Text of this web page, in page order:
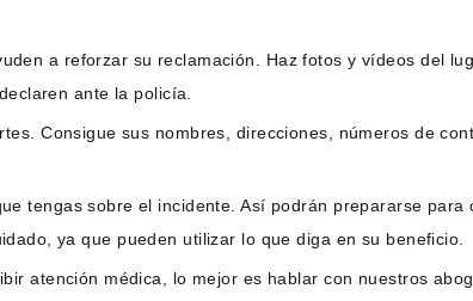
a reforzar su reclamación. Haz fotos y vídeos del
ante la policía.
Consigue sus nombres, direcciones, números de
tengas sobre el incidente. Así podrán prepararse
ya que pueden utilizar lo que diga en su beneficio.
atención médica, lo mejor es hablar con nuestros